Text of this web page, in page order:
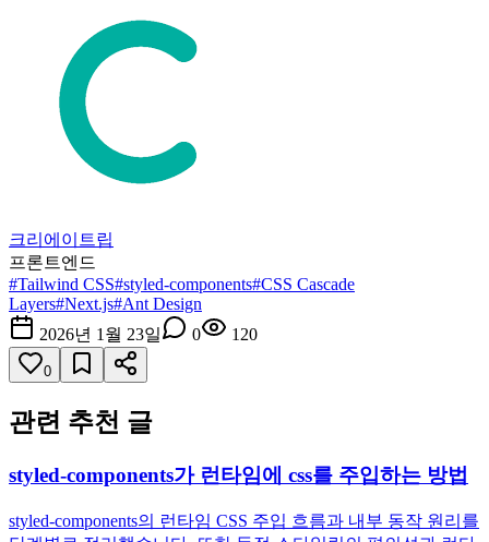
크리에이트립
프론트엔드
#Tailwind CSS#styled-components#CSS Cascade
Layers#Next.js#Ant Design
2026년 1월 23일
0 120
0
관련 추천 글
styled-components가 런타임에 css를 주입하는 방법
styled-components의 런타임 CSS 주입 흐름과 내부 동작 원리를